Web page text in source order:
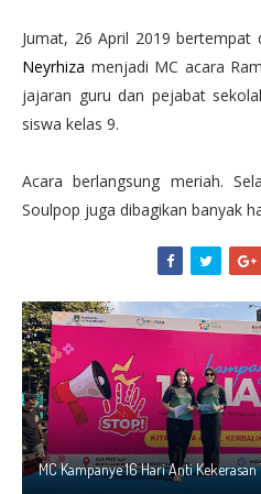
Jumat, 26 April 2019 bertempat
Neyrhiza menjadi MC acara
jajaran guru dan pejabat
siswa kelas 9.
Acara berlangsung meriah.
Soulpop juga dibagikan banyak
MC Kampanye 16 Hari Anti